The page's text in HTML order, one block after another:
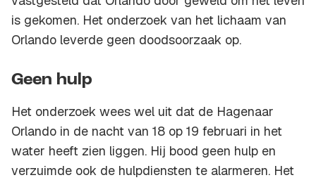
is gekomen. Het onderzoek van het lichaam van
Orlando leverde geen doodsoorzaak op.
Geen hulp
Het onderzoek wees wel uit dat de Hagenaar
Orlando in de nacht van 18 op 19 februari in het
water heeft zien liggen. Hij bood geen hulp en
verzuimde ook de hulpdiensten te alarmeren. Het